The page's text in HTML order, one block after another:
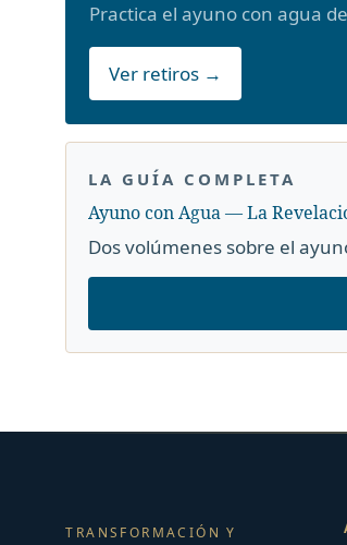
Practica el ayuno con agua
Ver retiros →
LA GUÍA COMPLETA
Ayuno con Agua — La
Dos volúmenes sobre el
TRANSFORMACIÓN Y